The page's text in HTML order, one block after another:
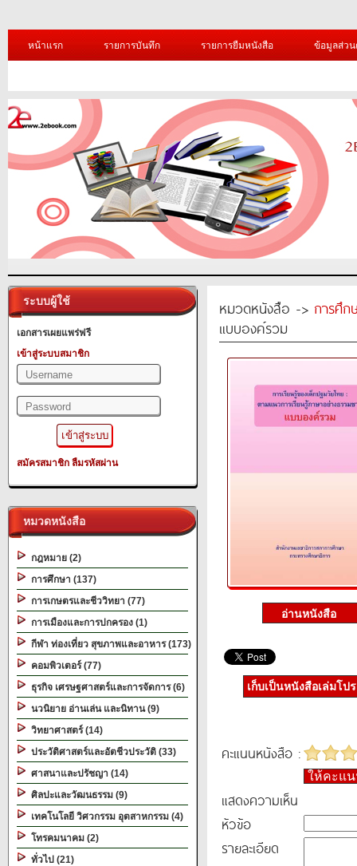
หน้าแรก รายการบันทึก รายการยืมหนังสือ ข้อมูลส่ว
ระบบผู้ใช้
เอกสารเผยแพร่ฟรี
เข้าสู่ระบบสมาชิก
สมัครสมาชิก ลืมรหัสผ่าน
หมวดหนังสือ
กฎหมาย (2)
การศึกษา (137)
การเกษตรและชีววิทยา (77)
การเมืองและการปกครอง (1)
กีฬา ท่องเที่ยว สุขภาพและอาหาร (173)
คอมพิวเตอร์ (77)
ธุรกิจ เศรษฐศาสตร์และการจัดการ (6)
นวนิยาย อ่านเล่น และนิทาน (9)
วิทยาศาสตร์ (14)
ประวัติศาสตร์และอัตชีวประวัติ (33)
ศาสนาและปรัชญา (14)
ศิลปะและวัฒนธรรม (9)
เทคโนโลยี วิศวกรรม อุตสาหกรรม (4)
โทรคมนาคม (2)
ทั่วไป (21)
หมวดหนังสือ -> การศึก
แบบองค์รวม
เก็บเป็นหนังสือเล่มโป
คะแนนหนังสือ :
ให้คะแ
แสดงความเห็น
หัวข้อ
รายละเอียด